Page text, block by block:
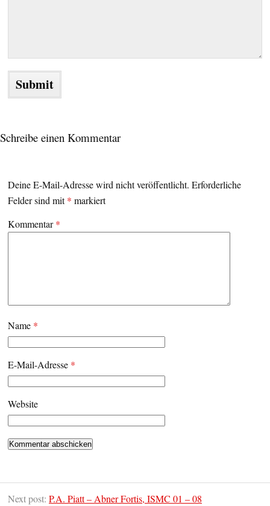
Schreibe einen Kommentar
Deine E-Mail-Adresse wird nicht veröffentlicht. Erforderliche
Felder sind mit* markiert
Kommentar*
Name *
E-Mail-Adresse *
Website
Next post: P.A. Piatt – Abner Fortis, ISMC 01 – 08